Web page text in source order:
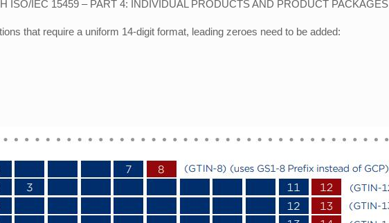
ISO/IEC 15459 – PART 4: INDIVIDUAL PRODUCTS AND PRODUCT PACKAGES
that require a uniform 14-digit format, leading zeroes need to be added: